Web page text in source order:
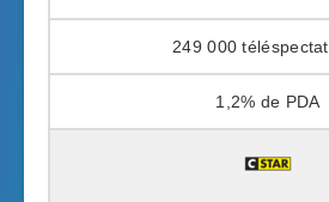
249 000
1,2%